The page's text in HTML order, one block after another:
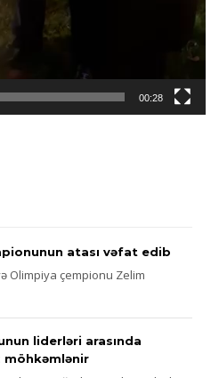
00:28
atası vəfat edib
Olimpiya çempionu Zelim
liderləri arasında
möhkəmlənir